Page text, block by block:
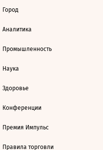
Город
Аналитика
Промышленность
Наука
Здоровье
Конференции
Премия Импульс
Правила торговли